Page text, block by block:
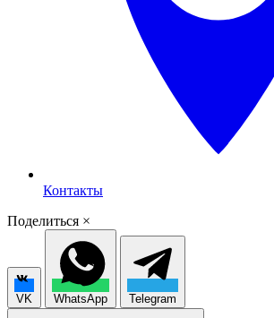
Контакты
Поделиться ×
VK WhatsApp Telegram